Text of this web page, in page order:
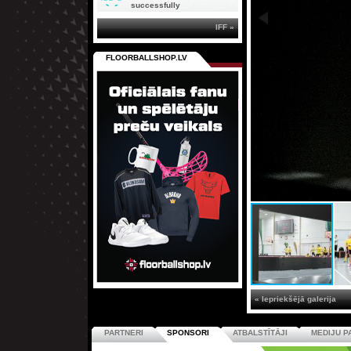
« Iepriekšējā galerija
successfully
IFF »
FLOORBALLSHOP.LV
PARTNERI SPONSORI ATBALSTĪTĀJI MEDIJU